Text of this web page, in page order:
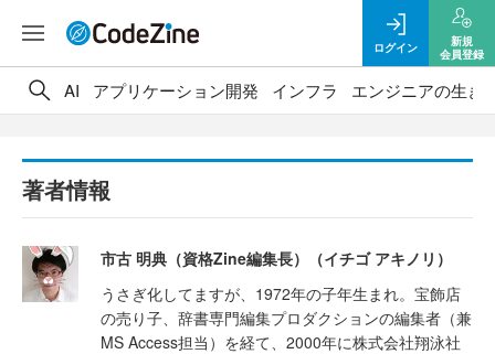
ログイン
新規
会員登録
AI アプリケーション開発 インフラ エンジニアの生き
著者情報
市古 明典（資格Zine編集長）（イチゴ アキノリ）
うさぎ化してますが、1972年の子年生まれ。宝飾店
の売り子、辞書専門編集プロダクションの編集者（兼
MS Access担当）を経て、2000年に株式会社翔泳社